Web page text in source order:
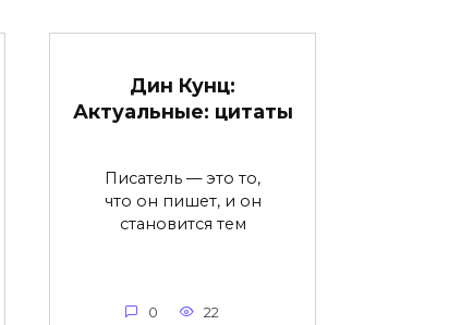
Дин Кунц:
Актуальные: цитаты
Писатель — это то,
что он пишет, и он
становится тем
0 22